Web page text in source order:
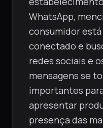
WhatsApp,
consumidor está
conectado e
redes sociais e
mensagens se
importantes
apresentar
presença das